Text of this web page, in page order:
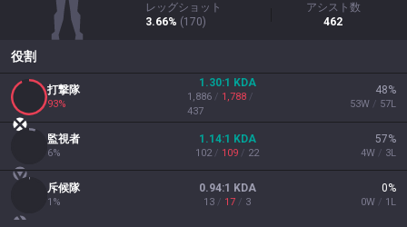
レッグショット
3.66% (170)
アシスト数
462
役割
打撃隊
93%
1.30:1 KDA
1,886 / 1,788 /
437
48%
53W / 57L
監視者
6%
1.14:1 KDA
102 / 109 / 22
57%
4W / 3L
斥候隊
1 %
0.94:1 KDA
13 / 17 / 3
0%
0W / 1 L